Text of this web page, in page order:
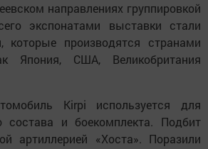
направлениях группировкой
экспонатами выставки стали
производятся странами
Япония, США, Великобритания
Kirpi используется для
состава и боекомплекта. Подбит
артиллерией «Хоста». Поразили